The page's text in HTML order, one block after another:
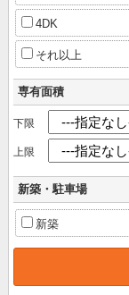
4DK
それ以上
専有面積
下限
上限
新築・駐車場
新築